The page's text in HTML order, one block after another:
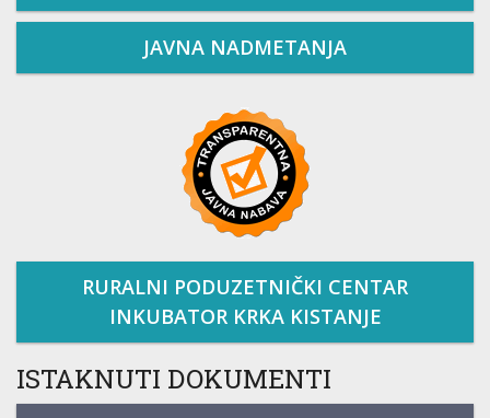
JAVNA NADMETANJA
RURALNI PODUZETNIČKI CENTAR
INKUBATOR KRKA KISTANJE
ISTAKNUTI DOKUMENTI